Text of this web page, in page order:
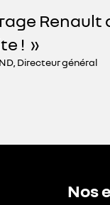
Renault
!
Directeur général
Nos